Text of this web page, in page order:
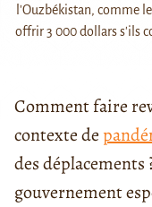
l'Ouzbékistan, comme
offrir 3 000 dollars s'ils
Comment faire
contexte de
des déplacements
gouvernement